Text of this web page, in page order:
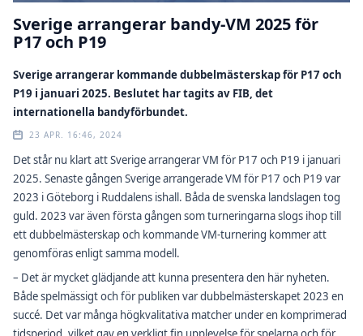
Sverige arrangerar bandy-VM 2025 för
P17 och P19
Sverige arrangerar kommande dubbelmästerskap för P17 och
P19 i januari 2025. Beslutet har tagits av FIB, det
internationella bandyförbundet.
23 APR. 16:46, 2024
Det står nu klart att Sverige arrangerar VM för P17 och P19 i januari
2025. Senaste gången Sverige arrangerade VM för P17 och P19 var
2023 i Göteborg i Ruddalens ishall. Båda de svenska landslagen tog
guld. 2023 var även första gången som turneringarna slogs ihop till
ett dubbelmästerskap och kommande VM-turnering kommer att
genomföras enligt samma modell.
– Det är mycket glädjande att kunna presentera den här nyheten.
Både spelmässigt och för publiken var dubbelmästerskapet 2023 en
succé. Det var många högkvalitativa matcher under en komprimerad